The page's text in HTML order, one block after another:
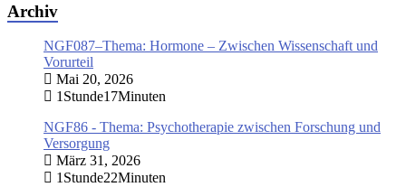
Archiv
NGF087–Thema: Hormone – Zwischen Wissenschaft und
Vorurteil
Mai 20, 2026
1Stunde17Minuten
NGF86 - Thema: Psychotherapie zwischen Forschung und
Versorgung
März 31, 2026
1Stunde22Minuten